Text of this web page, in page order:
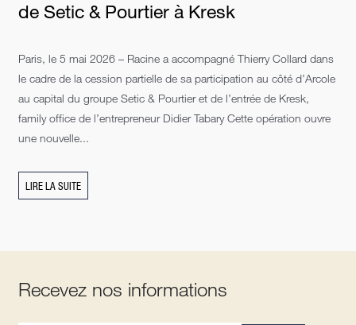
de Setic & Pourtier à Kresk
Paris, le 5 mai 2026 – Racine a accompagné Thierry Collard dans
le cadre de la cession partielle de sa participation au côté d’Arcole
au capital du groupe Setic & Pourtier et de l’entrée de Kresk,
family office de l’entrepreneur Didier Tabary Cette opération ouvre
une nouvelle...
LIRE LA SUITE
Recevez nos informations